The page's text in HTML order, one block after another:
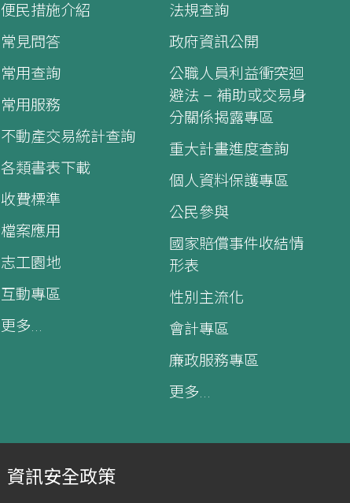
便民措施介紹
常見問答
常用查詢
常用服務
不動產交易統計查詢
各類書表下載
收費標準
檔案應用
志工園地
互動專區
更多...
法規查詢
政府資訊公開
公職人員利益衝突迴
避法 – 補助或交易身
分關係揭露專區
重大計畫進度查詢
個人資料保護專區
公民參與
國家賠償事件收結情
形表
性別主流化
會計專區
廉政服務專區
更多...
資訊安全政策